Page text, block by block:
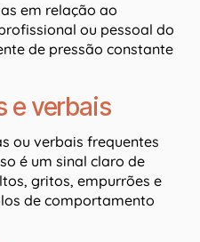
em relação ao
ou pessoal do
de pressão constante
e verbais
ou verbais frequentes
é um sinal claro de
gritos, empurrões e
de comportamento